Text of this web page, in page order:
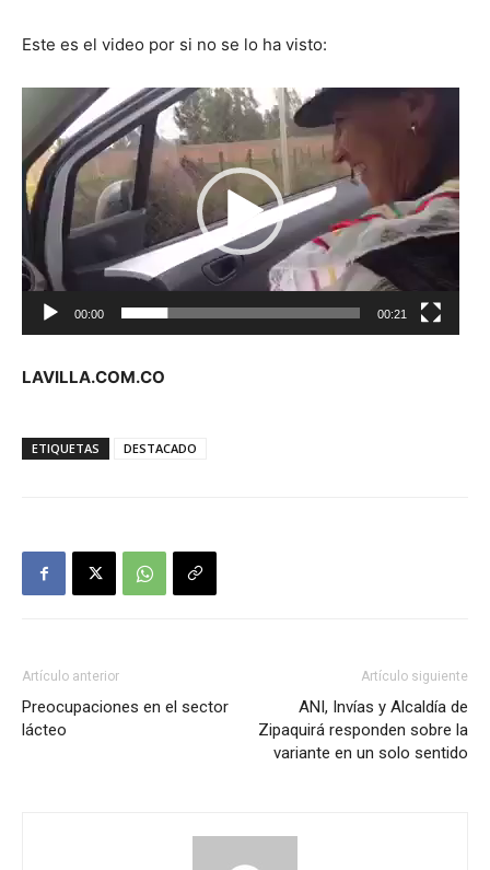
Este es el video por si no se lo ha visto:
Reproductor
de
vídeo
00:00 00:21
LAVILLA.COM.CO
ETIQUETAS DESTACADO
Artículo anterior
Preocupaciones en el sector
lácteo
Artículo siguiente
ANI, Invías y Alcaldía de
Zipaquirá responden sobre la
variante en un solo sentido